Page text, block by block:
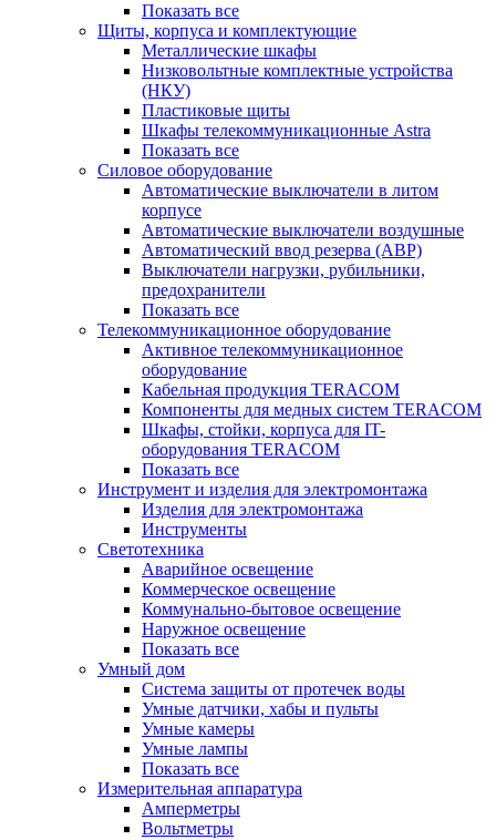
Показать все
Щиты, корпуса и комплектующие
Металлические шкафы
Низковольтные комплектные устройства
(НКУ)
Пластиковые щиты
Шкафы телекоммуникационные Astra
Показать все
Силовое оборудование
Автоматические выключатели в литом
корпусе
Автоматические выключатели воздушные
Автоматический ввод резерва (АВР)
Выключатели нагрузки, рубильники,
предохранители
Показать все
Телекоммуникационное оборудование
Активное телекоммуникационное
оборудование
Кабельная продукция TERACOM
Компоненты для медных систем TERACOM
Шкафы, стойки, корпуса для IT-
оборудования TERACOM
Показать все
Инструмент и изделия для электромонтажа
Изделия для электромонтажа
Инструменты
Светотехника
Аварийное освещение
Коммерческое освещение
Коммунально-бытовое освещение
Наружное освещение
Показать все
Умный дом
Система защиты от протечек воды
Умные датчики, хабы и пульты
Умные камеры
Умные лампы
Показать все
Измерительная аппаратура
Амперметры
Вольтметры